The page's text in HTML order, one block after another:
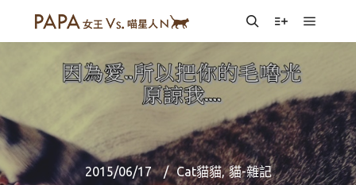
SearchMore info
Main
2015/06/17 Cat貓貓,貓-雜記